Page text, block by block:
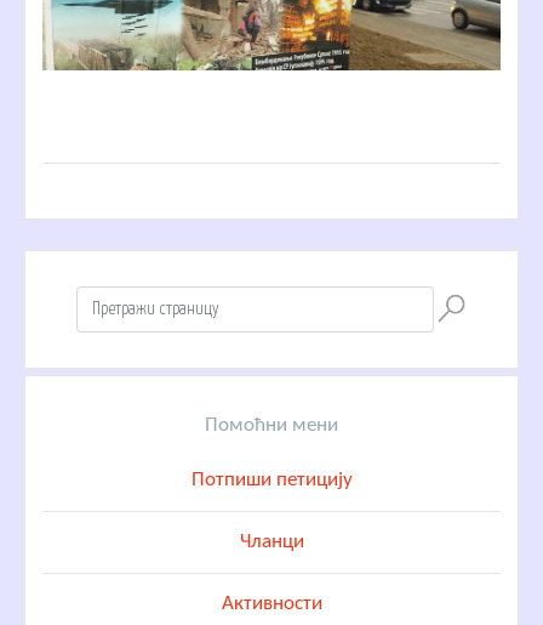
Помоћни мени
Потпиши петицију
Чланци
Активности